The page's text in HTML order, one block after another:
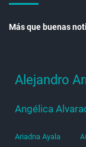
Más que buenas
Alejandro
Angélica
Ariadna Ayala